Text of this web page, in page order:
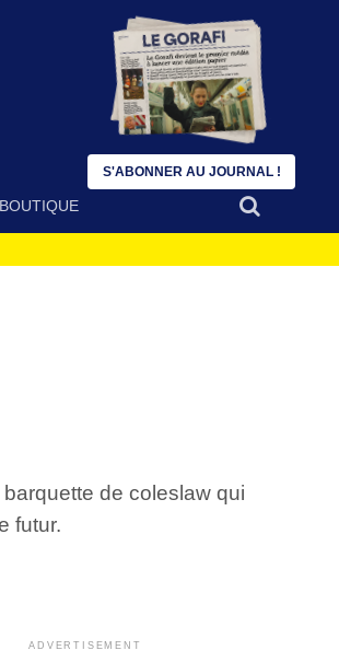
BOUTIQUE
de coleslaw qui
futur.
ADVERTISEMENT
S'ABONNER AU JOURNAL !